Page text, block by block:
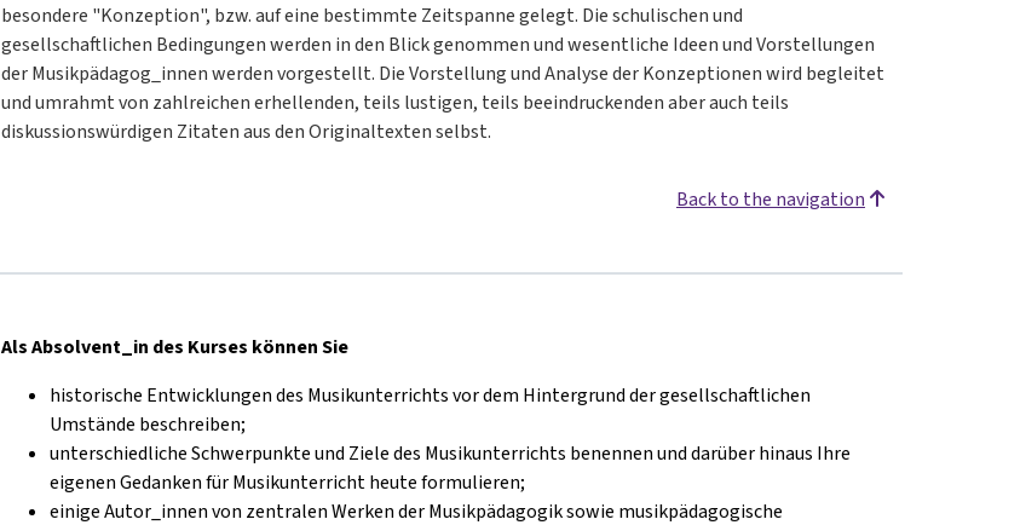
besondere "Konzeption", bzw. auf eine bestimmte Zeitspanne gelegt. Die schulischen und
gesellschaftlichen Bedingungen werden in den Blick genommen und wesentliche Ideen und Vorstellungen
der Musikpädagog_innen werden vorgestellt. Die Vorstellung und Analyse der Konzeptionen wird begleitet
und umrahmt von zahlreichen erhellenden, teils lustigen, teils beeindruckenden aber auch teils
diskussionswürdigen Zitaten aus den Originaltexten selbst.
Back to the navigation
Als Absolvent_in des Kurses können Sie
historische Entwicklungen des Musikunterrichts vor dem Hintergrund der gesellschaftlichen
Umstände beschreiben;
unterschiedliche Schwerpunkte und Ziele des Musikunterrichts benennen und darüber hinaus Ihre
eigenen Gedanken für Musikunterricht heute formulieren;
einige Autor_innen von zentralen Werken der Musikpädagogik sowie musikpädagogische